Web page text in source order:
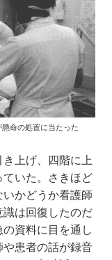
命の処置に当たった
上げ、四階に上
いた。さきほど
かどうか看護師
は回復したのだ
資料に目を通し
患者の話が録音